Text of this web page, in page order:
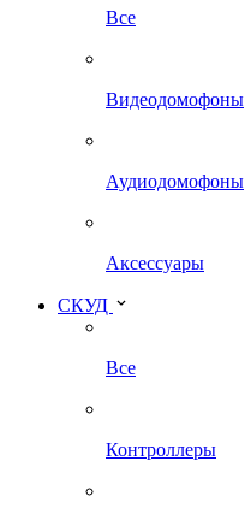
Все
Видеодомофоны
Аудиодомофоны
Аксессуары
СКУД
Все
Контроллеры